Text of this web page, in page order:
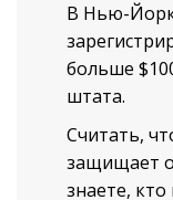
В Нью-
больше
штата.
Считать,
защищает
знаете,